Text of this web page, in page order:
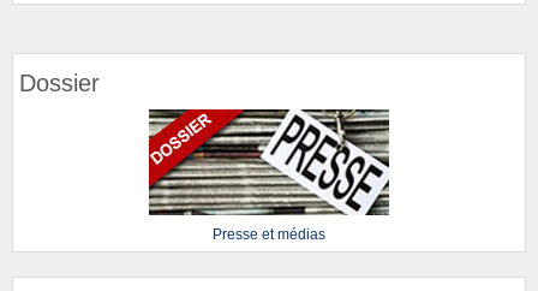
Dossier
Presse et médias